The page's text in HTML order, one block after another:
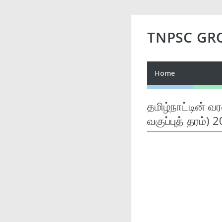
TNPSC
Home
தமிழ்நாட்டின்
வகுப்புத் தரம்)